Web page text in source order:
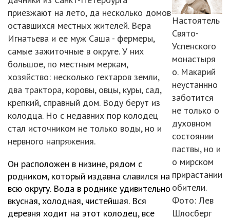
Настоятель
Свято-
Успенского
монастыря
о. Макарий
неустаннно
заботится
не только о
духовном
состоянии
паствы, но и
о мирском
прирастании
обители.
Фото: Лев
Шлосберг
приезжают на лето, да несколько домов
оставшихся местных жителей. Вера
Игнатьева и ее муж Саша - фермеры,
самые зажиточные в округе. У них
большое, по местным меркам,
хозяйство: несколько гектаров земли,
два трактора, коровы, овцы, куры, сад,
крепкий, справный дом. Воду берут из
колодца. Но с недавних пор колодец
стал источником не только воды, но и
нервного напряжения.
Он расположен в низине, рядом с
родником, который издавна славился на
всю округу. Вода в роднике удивительно
вкусная, холодная, чистейшая. Вся
деревня ходит на этот колодец, все